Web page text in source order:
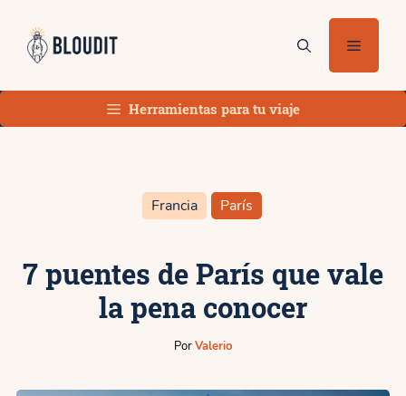
contenido
Menú
Herramientas para tu viaje
Francia París
7 puentes de París que vale
la pena conocer
PorValerio